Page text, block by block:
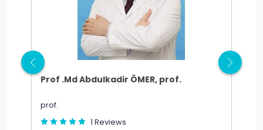
Prof .Md Abdulkadir ÖMER, prof.
prof.
1 Reviews